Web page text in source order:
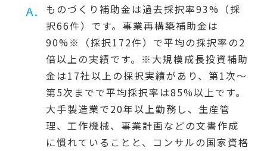
ものづくり補助金は過去採択率93%（採
択66件）です。事業再構築補助金は
90%※（採択172件）で平均の採択率の2
倍以上の実績です。※大規模成長投資補助
金は17社以上の採択実績があり、第1次～
第5次までで平均採択率は85%以上です。
大手製造業で20年以上勤務し、生産管
理、工作機械、事業計画などの文書作成
に慣れていることと、コンサルの国家資格